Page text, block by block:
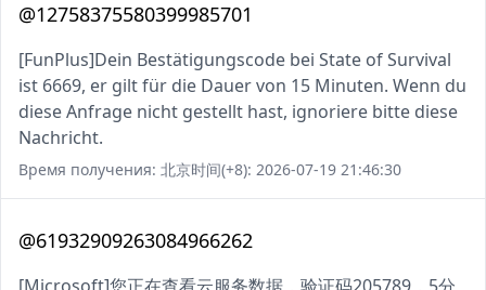
@12758375580399985701
[FunPlus]Dein Bestätigungscode bei State of Survival
ist 6669, er gilt für die Dauer von 15 Minuten. Wenn du
diese Anfrage nicht gestellt hast, ignoriere bitte diese
Nachricht.
Время получения: 北京时间(+8): 2026-07-19 21:46:30
@61932909263084966262